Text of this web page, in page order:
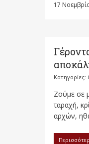
17
Κατηγορίες:
Ζούμε σε
ταραχή,
αρχών,